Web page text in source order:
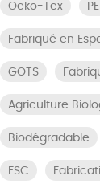
Oeko-Tex
Fabriqué en
GOTS
Agriculture
Biodégradable
FSC